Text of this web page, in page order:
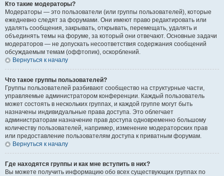
Кто такие модераторы?
Модераторы — это пользователи (или группы пользователей), которые
ежедневно следят за форумами. Они имеют право редактировать или
удалять сообщения, закрывать, открывать, перемещать, удалять и
объединять темы на форуме, за который они отвечают. Основные задачи
модераторов — не допускать несоответствия содержания сообщений
обсуждаемым темам (оффтопик), оскорблений.
Вернуться к началу
Что такое группы пользователей?
Группы пользователей разбивают сообщество на структурные части,
управляемые администратором конференции. Каждый пользователь
может состоять в нескольких группах, и каждой группе могут быть
назначены индивидуальные права доступа. Это облегчает
администраторам назначение прав доступа одновременно большому
количеству пользователей, например, изменение модераторских прав
или предоставление пользователям доступа к приватным форумам.
Вернуться к началу
Где находятся группы и как мне вступить в них?
Вы можете получить информацию обо всех существующих группах по